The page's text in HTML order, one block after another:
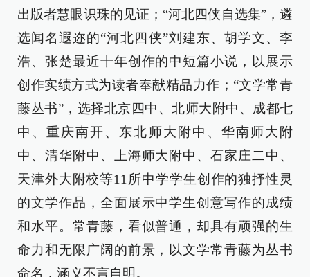
出版者慧眼识珠的见证；“河北四侠自选集”，遴
选闻名遐迩的“河北四侠”刘建东、胡学文、李
浩、张楚最近十年创作的中短篇小说，以展示
创作实绩方式为读者奉献精品力作；“文学常青
藤丛书”，选择北京四中、北师大附中、成都七
中、重庆南开、东北师大附中、华南师大附
中、清华附中、上海师大附中、石家庄二中、
天津外大附校等11所中学学生创作的独抒性灵
的文学作品，全面展示中学生创意写作的成绩
和水平。常青藤，看似普通，却具有顽强的生
命力和无限广阔的前景，以文学常青藤为丛书
命名，涵义不言自明。